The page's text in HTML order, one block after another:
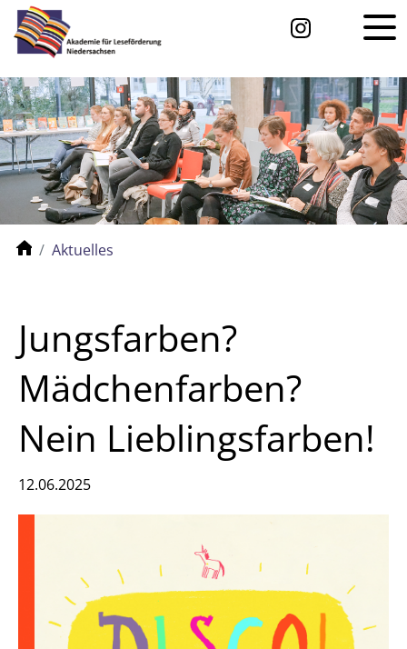
Aktuelles
Jungsfarben?
Mädchenfarben?
Nein Lieblingsfarben!
12.06.2025